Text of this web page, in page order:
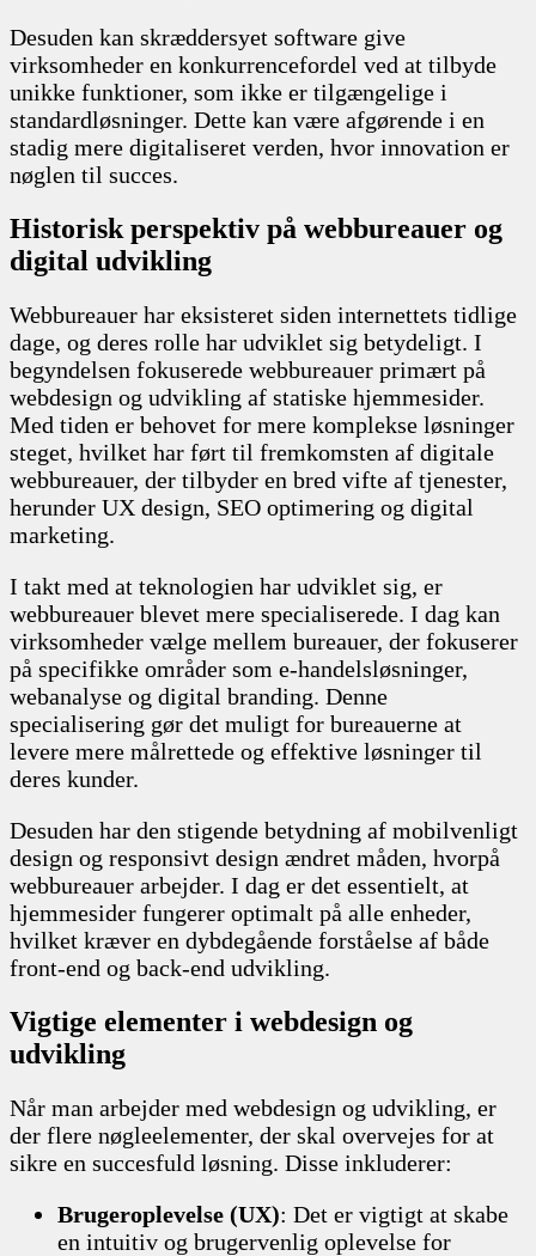
Desuden kan skræddersyet software give
virksomheder en konkurrencefordel ved at tilbyde
unikke funktioner, som ikke er tilgængelige i
standardløsninger. Dette kan være afgørende i en
stadig mere digitaliseret verden, hvor innovation er
nøglen til succes.
Historisk perspektiv på webbureauer og
digital udvikling
Webbureauer har eksisteret siden internettets tidlige
dage, og deres rolle har udviklet sig betydeligt. I
begyndelsen fokuserede webbureauer primært på
webdesign og udvikling af statiske hjemmesider.
Med tiden er behovet for mere komplekse løsninger
steget, hvilket har ført til fremkomsten af digitale
webbureauer, der tilbyder en bred vifte af tjenester,
herunder UX design, SEO optimering og digital
marketing.
I takt med at teknologien har udviklet sig, er
webbureauer blevet mere specialiserede. I dag kan
virksomheder vælge mellem bureauer, der fokuserer
på specifikke områder som e-handelsløsninger,
webanalyse og digital branding. Denne
specialisering gør det muligt for bureauerne at
levere mere målrettede og effektive løsninger til
deres kunder.
Desuden har den stigende betydning af mobilvenligt
design og responsivt design ændret måden, hvorpå
webbureauer arbejder. I dag er det essentielt, at
hjemmesider fungerer optimalt på alle enheder,
hvilket kræver en dybdegående forståelse af både
front-end og back-end udvikling.
Vigtige elementer i webdesign og
udvikling
Når man arbejder med webdesign og udvikling, er
der flere nøgleelementer, der skal overvejes for at
sikre en succesfuld løsning. Disse inkluderer:
Brugeroplevelse (UX): Det er vigtigt at skabe
en intuitiv og brugervenlig oplevelse for